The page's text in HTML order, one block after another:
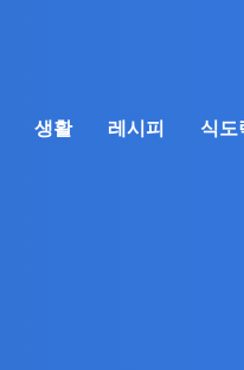
생활 레시피 식도